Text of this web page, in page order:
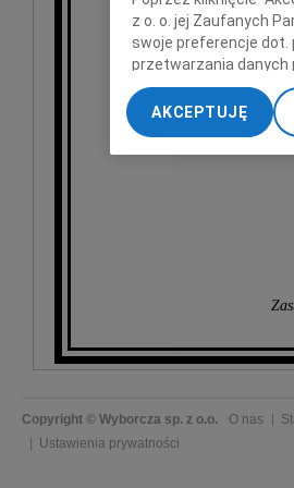
Copyright © Wyborcza sp. z o.o. O nas
Ustawienia prywatności
z o. o. jej Zaufanych
swoje preferencje dot.
przetwarzania danych
„Ustawienia
My, nasi Zaufani
dokładnych danych
Przechowywanie
AKCEPTUJĘ